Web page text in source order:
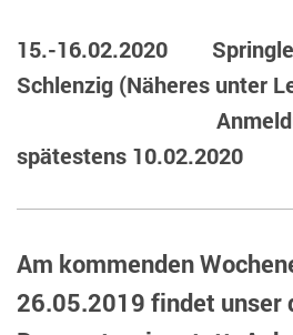
15.-16.02.2020
Schlenzig (Näheres unter
Anmeldung
spätestens 10.02.2020
Am kommenden
26.05.2019 findet unser